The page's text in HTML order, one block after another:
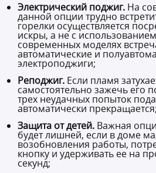
Электрический поджиг. На
данной опции трудно
горелки осуществляется
искры, а не с
современных моделях
автоматические и
электроподжиги;
Реподжиг. Если пламя
самостоятельно зажечь его
трех неудачных попыток
автоматически прекращается;
Защита от детей. Важная
будет лишней, если в доме
возобновления работы,
кнопку и удерживать ее на
секунд;